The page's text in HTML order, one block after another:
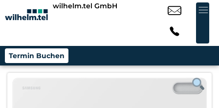
wilhelm.tel GmbH
Termin Buchen